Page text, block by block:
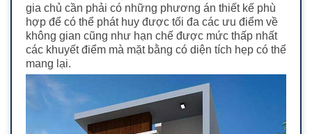
gia chủ cần phải có những phương án thiết kế phù
hợp để có thể phát huy được tối đa các ưu điểm về
không gian cũng như hạn chế được mức thấp nhất
các khuyết điểm mà mặt bằng có diện tích hẹp có thể
mang lại.